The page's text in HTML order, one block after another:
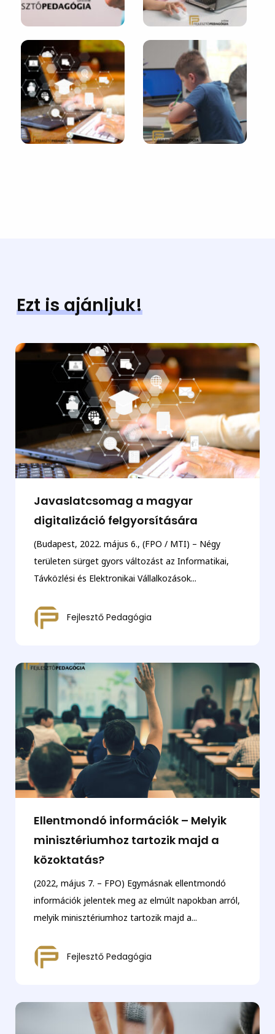
Ezt is ajánljuk!
Javaslatcsomag a magyar
digitalizáció felgyorsítására
(Budapest, 2022. május 6., (FPO / MTI) – Négy
területen sürget gyors változást az Informatikai,
Távközlési és Elektronikai Vállalkozások...
Fejlesztő Pedagógia
Ellentmondó információk – Melyik
minisztériumhoz tartozik majd a
közoktatás?
(2022, május 7. – FPO) Egymásnak ellentmondó
információk jelentek meg az elmúlt napokban arról,
melyik minisztériumhoz tartozik majd a...
Fejlesztő Pedagógia